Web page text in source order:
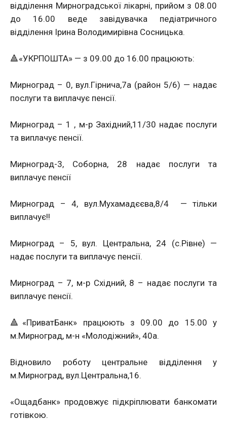
відділення Мирноградської лікарні, прийом з 08.00
до 16.00 веде завідувачка педіатричного
відділення Ірина Володимирівна Сосницька.
🔺️«УКРПОШТА» — з 09.00 до 16.00 працюють:
Мирноград – 0, вул.Гірнича,7а (район 5/6) — надає
послуги та виплачує пенсії.
Мирноград – 1 , м-р Західний,11/30 надає послуги
та виплачує пенсії.
Мирноград-3, Соборна, 28 надає послуги та
виплачує пенсії
Мирноград – 4, вул.Мухамадєєва,8/4
— тільки
виплачує!!
Мирноград – 5, вул. Центральна, 24 (с.Рівне) —
надає послуги та виплачує пенсії.
Мирноград – 7, м-р Східний, 8 – надає послуги та
виплачує пенсії.
🔺️«ПриватБанк» працюють з 09.00 до 15.00 у
м.Мирноград, м-н «Молодіжний», 40а.
Відновило роботу центральне відділення у
м.Мирноград, вул.Центральна,16.
«Ощадбанк» продовжує підкріплювати банкомати
готівкою.